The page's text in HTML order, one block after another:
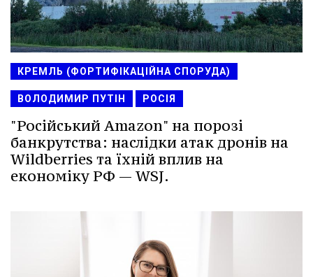
КРЕМЛЬ (ФОРТИФІКАЦІЙНА СПОРУДА)
ВОЛОДИМИР ПУТІН РОСІЯ
"Російський Amazon" на порозі
банкрутства: наслідки атак дронів на
Wildberries та їхній вплив на
економіку РФ — WSJ.